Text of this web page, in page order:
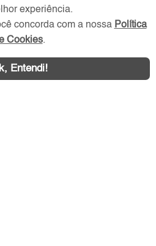
Sociais
experiência.
concorda com a nossa Política
Cookies.
Entendi!